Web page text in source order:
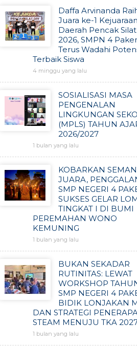
Daffa Arvinanda
Juara ke-1 Kejuaraan
Daerah Pencak
2026, SMPN 4
Terus Wadahi
Terbaik Siswa
4 minggu yang lalu
SOSIALISASI MASA
PENGENALAN
LINGKUNGAN
(MPLS) TAHUN
2026/2027
1 bulan yang lalu
KOBARKAN
JUARA,
SMP NEGERI 4
SUKSES GELAR
TINGKAT I DI BUMI
PEREMAHAN WONO
KEMUNING
1 bulan yang lalu
BUKAN SEKADAR
RUTINITAS: LEWAT
WORKSHOP
SMP NEGERI 4
BIDIK LONJAKAN
DAN STRATEGI
STEAM MENUJU TKA
1 bulan yang lalu